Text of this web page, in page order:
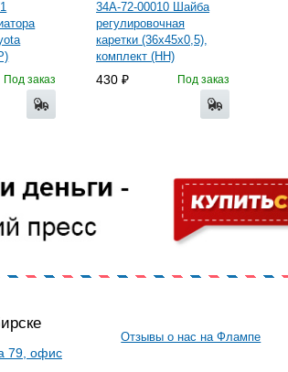
Под заказ
34A-72-00010 Шайба
регулировочная
каретки (36х45х0,5),
комплект (HH)
430 Под заказ
79, офис
Отзывы о нас на Флампе